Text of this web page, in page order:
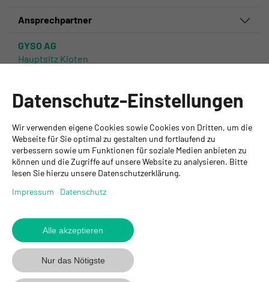
Ansprechpartner
GYSO AG
Hauptsitz Kloten
+ 41 43 255 55 55
info@gyso.ch
www.gyso.ch
GYSO
auf
Youtube
GYSO
auf
Youtube
Gyso
auf
Linkedin
Zurück
zum
© 2026 GYSO AG
Code Of
Conduct
Datenschutz
Datenschutz-Einstellungen
Wir verwenden eigene Cookies sowie Cookies von Dritten, um die
Webseite für Sie optimal zu gestalten und fortlaufend zu
verbessern sowie um Funktionen für soziale Medien anbieten zu
können und die Zugriffe auf unsere Website zu analysieren. Bitte
lesen Sie hierzu unsere Datenschutzerklärung.
Impressum
Datenschutz
Alle akzeptieren
Nur das Nötigste